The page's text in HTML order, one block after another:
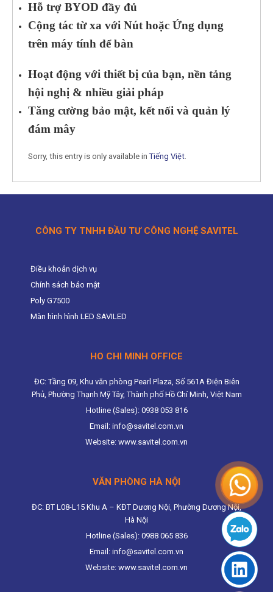
Hỗ trợ BYOD đầy đủ
Cộng tác từ xa với Nút hoặc Ứng dụng
trên máy tính để bàn
Hoạt động với thiết bị của bạn, nền tảng
hội nghị & nhiều giải pháp
Tăng cường bảo mật, kết nối và quản lý
đám mây
Sorry, this entry is only available inTiếng Việt.
CÔNG TY TNHH ĐẦU TƯ CÔNG NGHỆ SAVITEL
Điều khoản dịch vụ
Chính sách bảo mật
Poly G7500
Màn hình hình LED SAVILED
HO CHI MINH OFFICE
ĐC: Tầng 09, Khu văn phòng Pearl Plaza, Số 561A Điện Biên
Phủ, Phường Thạnh Mỹ Tây, Thành phố Hồ Chí Minh, Việt Nam
Hotline (Sales): 0938 053 816
Email: info@savitel.com.vn
Website: www.savitel.com.vn
VĂN PHÒNG HÀ NỘI
ĐC: BT L08-L15 Khu A – KĐT Dương Nội, Phường Dương Nội,
Hà Nội
Hotline (Sales): 0988 065 836
Email: info@savitel.com.vn
Website: www.savitel.com.vn